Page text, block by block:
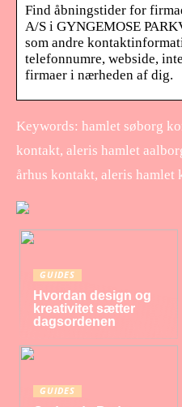
Find åbningstider for
A/S i GYNGEMOSE
som andre
telefonnumre, webside,
firmaer i nærheden af dig.
Keywords: hamlet søborg
kontakt, aleris hamlet
århus kontakt, aleris hamlet
GUIDES
Hvordan design og
kreativitet sætter
dagsordenen
GUIDES